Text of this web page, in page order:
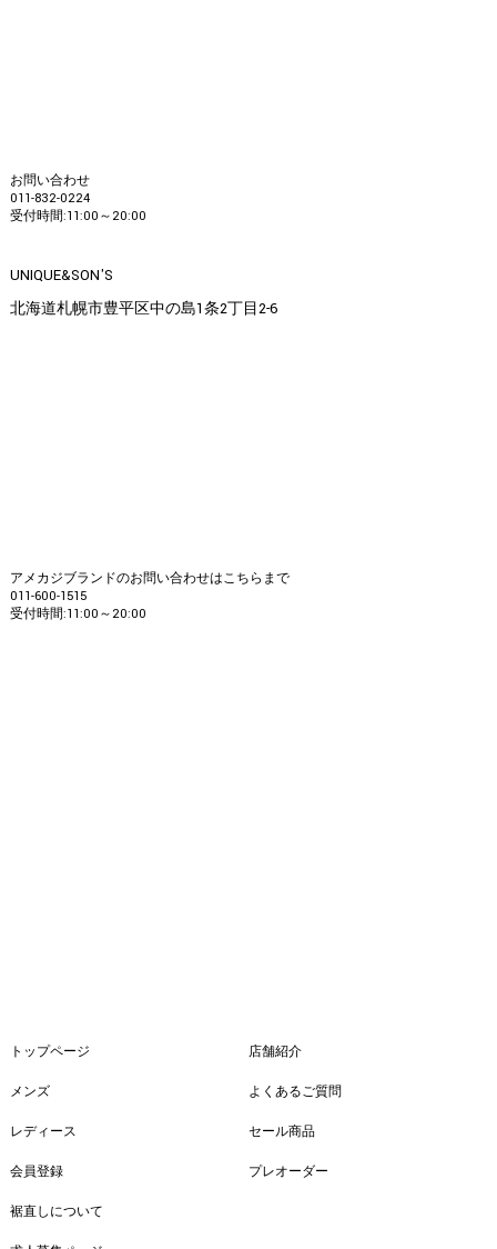
お問い合わせ
011-832-0224
受付時間:11:00～20:00
UNIQUE&SON'S
北海道札幌市豊平区中の島1条2丁目2-6
アメカジブランドのお問い合わせはこちらまで
011-600-1515
受付時間:11:00～20:00
トップページ
メンズ
レディース
会員登録
裾直しについて
店舗紹介
よくあるご質問
セール商品
プレオーダー